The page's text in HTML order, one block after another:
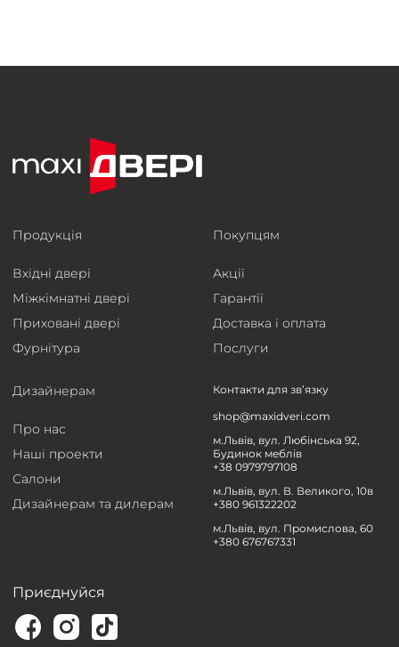
Продукція
Вхідні двері
Міжкімнатні двері
Приховані двері
Фурнітура
Покупцям
Акції
Гарантії
Доставка і оплата
Послуги
Дизайнерам
Про нас
Наші проекти
Салони
Дизайнерам та дилерам
Контакти для зв’язку
shop@maxidveri.com
м.Львів, вул. Любінська 92,
Будинок меблів
+38 0979797108
м.Львів, вул. В. Великого, 10в
+380 961322202
м.Львів, вул. Промислова, 60
+380 676767331
Приєднуйся